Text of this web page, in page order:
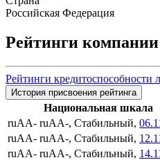
Российская Федерация
Рейтинги компании
Рейтинги кредитоспособности
История присвоения рейтинга
Национальная шкала
ruAA- ruAA-, Стабильный,
ruAA- ruAA-, Стабильный,
ruAA- ruAA-, Стабильный,